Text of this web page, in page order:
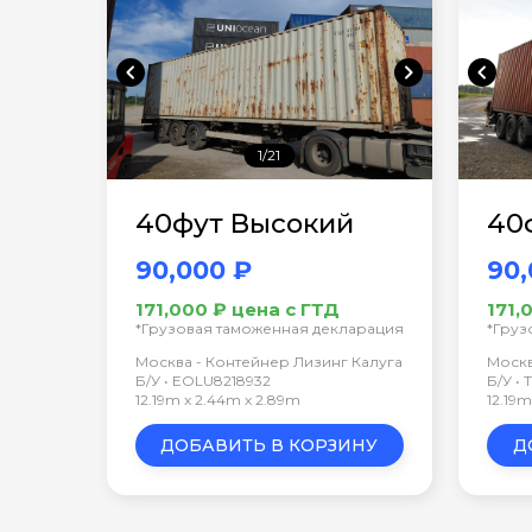
chevron_left chevron_right
1/21
40фут Высокий
90,000 ₽
171,000 ₽ цена с ГТД
*Грузовая таможенная декларация
Москва - Контейнер Лизинг Калуга
Б/У • EOLU8218932
12.19m x 2.44m x 2.89m
ДОБАВИТЬ В КОРЗИНУ
chevron_left
Б/У •